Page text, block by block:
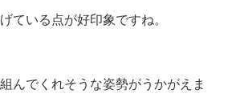
ている点が好印象ですね。
んでくれそうな姿勢がうかがえま